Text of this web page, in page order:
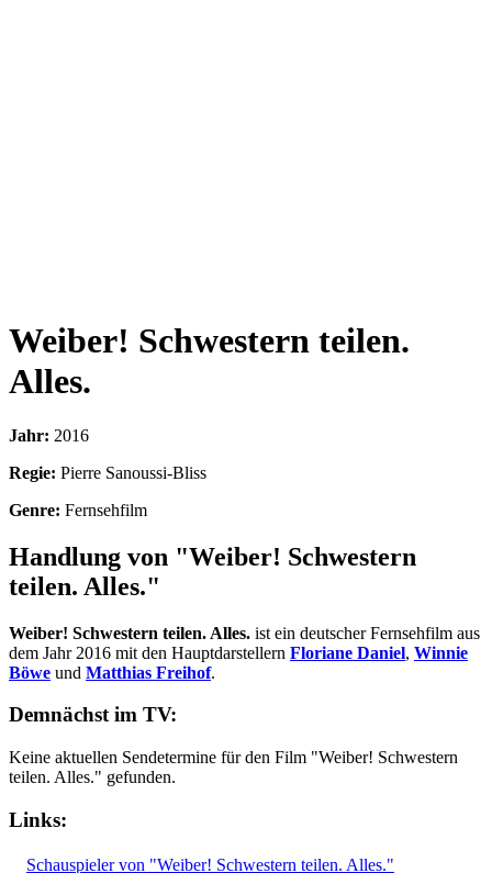
Weiber! Schwestern teilen.
Alles.
Jahr: 2016
Regie: Pierre Sanoussi-Bliss
Genre: Fernsehfilm
Handlung von "Weiber! Schwestern
teilen. Alles."
Weiber! Schwestern teilen. Alles. ist ein deutscher Fernsehfilm aus
dem Jahr 2016 mit den Hauptdarstellern Floriane Daniel, Winnie
Böwe und Matthias Freihof.
Demnächst im TV:
Keine aktuellen Sendetermine für den Film "Weiber! Schwestern
teilen. Alles." gefunden.
Links:
Schauspieler von "Weiber! Schwestern teilen. Alles."